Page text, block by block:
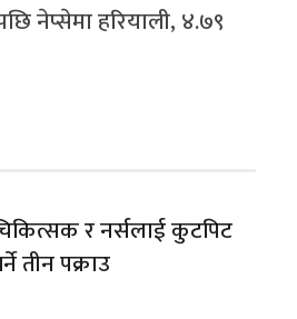
नेप्सेमा हरियाली, ४.७९
र नर्सलाई कुटपिट
तीन पक्राउ